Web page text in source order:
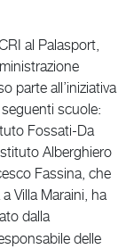
al Palasport,
parte all’iniziativa
scuole:
Fossati-Da
Alberghiero
Fassina, che
Villa Maraini, ha
dalla
delle